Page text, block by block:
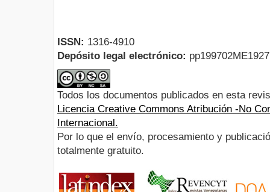
ISSN: 1316-4910
Depósito legal electrónico:
Todos los documentos publicados en esta
Licencia Creative Commons Atribución -No
Internacional.
Por lo que el envío, procesamiento y
totalmente gratuito.